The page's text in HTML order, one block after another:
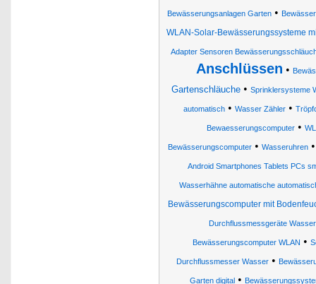
Bewässerungsanlagen Garten •
WLAN-Solar-Bewässerungssysteme
Adapter Sensoren
Anschlüssen •
Gartenschläuche • Sprinklersysteme
automatisch• Wasser Zähler•
Bewaesserungscomputer•
Bewässerungscomputer • Wasseruhren
Android Smartphones Tablets PCs
Wasserhähne automatische
Bewässerungscomputer mit
Durchflussmessgeräte
Bewässerungscomputer WLAN •
Durchflussmesser Wasser •
Garten digital•